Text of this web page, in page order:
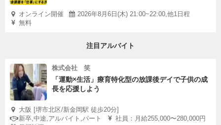
オンライン開催
2026年8月6日(木) 21:00~22:00,他1日程
無料
注目アルバイト
株式会社 笑
「運動×生活」療育特化型の放課後デイで子供の成
長を応援しよう
大阪 [堺市北区/新金岡駅 徒歩20分]
新卒,中途,アルバイト,パート
社員：月給255,000〜280,000円